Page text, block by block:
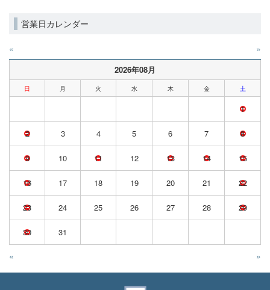
営業日カレンダー
« »
2026年08月
日 月 火 水 木 金 土
1
2 3 4 5 6 7 8
9 10 11 12 13 14 15
16 17 18 19 20 21 22
23 24 25 26 27 28 29
30 31
« »